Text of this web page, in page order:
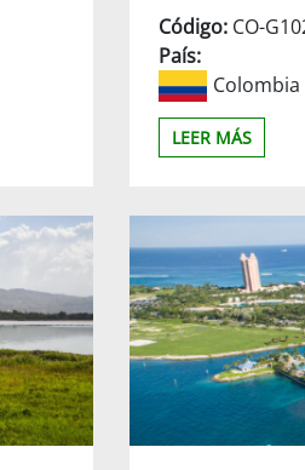
Código: CO-
País:
Colombia
LEER MÁS